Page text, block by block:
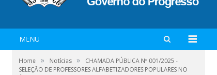
MENU
Home » Notícias »
CHAMADA PÚBLICA Nº 001/2025 -
SELEÇÃO DE PROFESSORES ALFABETIZADORES POPULARES NO